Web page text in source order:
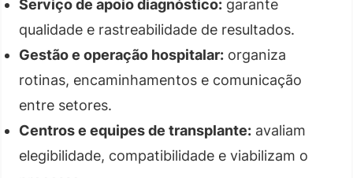
Serviço de apoio diagnóstico: garante
qualidade e rastreabilidade de resultados.
Gestão e operação hospitalar: organiza
rotinas, encaminhamentos e comunicação
entre setores.
Centros e equipes de transplante: avaliam
elegibilidade, compatibilidade e viabilizam o